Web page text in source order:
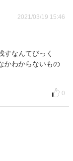
2021/03/19 15:46
すなんてびっく
かわからないもの
0